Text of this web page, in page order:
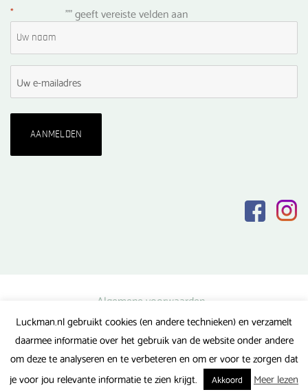
"
* " geeft vereiste velden aan
Algemene voorwaarden
Privacy verklaring
Veel gestelde vragen
Luckman.nl gebruikt cookies (en andere technieken) en verzamelt
daarmee informatie over het gebruik van de website onder andere
om deze te analyseren en te verbeteren en om er voor te zorgen dat
je voor jou relevante informatie te zien krijgt.
Akkoord Meer lezen